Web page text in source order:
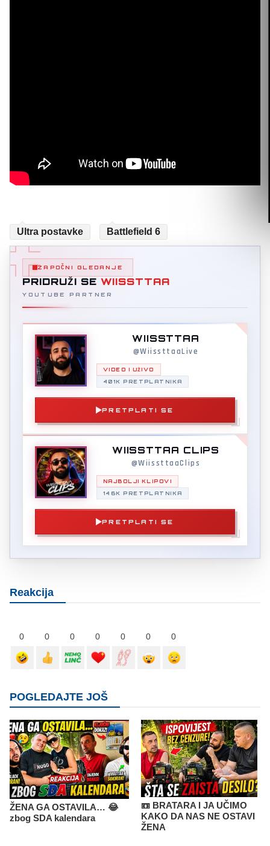
Ultra postavke Battlefield 6
ZAPOČNI GLEDANJE
PRIDRUŽI SE WIISSTTAA
YOUTUBE PARTNER
WIISSTTAA
@WiissttaaLive
VIDEO I UŽIVO
401K PRETPLATNIKA
PRETPLATI SE
WIISSTTAA CLIPS
@WiissttaaClips
NAJBOLJI KLIPOVI
146K PRETPLATNIKA
PRETPLATI SE
Reakcija
0 0 0 0 0 0 0
POGLEDAJTE JOŠ
ŽENA GA OSTAVILA… 😂
zbog SDA kalendara
📼 BRATARA I JA UČIMO
KAKO DA NAS NE OSTAVI
ŽENA